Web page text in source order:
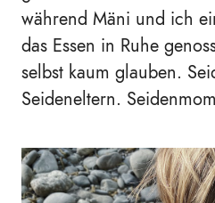
während Mäni und ich
das Essen in Ruhe
selbst kaum glauben.
Seideneltern.